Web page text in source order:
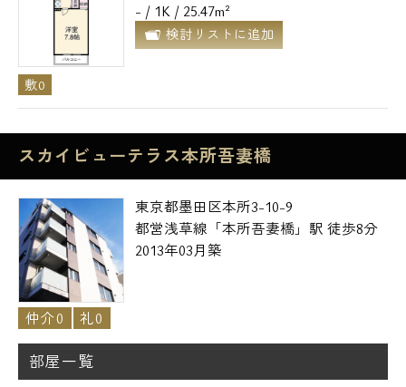
- / 1K / 25.47m²
検討リストに追加
敷0
スカイビューテラス本所吾妻橋
東京都墨田区本所3-10-9
都営浅草線「本所吾妻橋」駅 徒歩8分
2013年03月築
仲介0 礼0
部屋一覧